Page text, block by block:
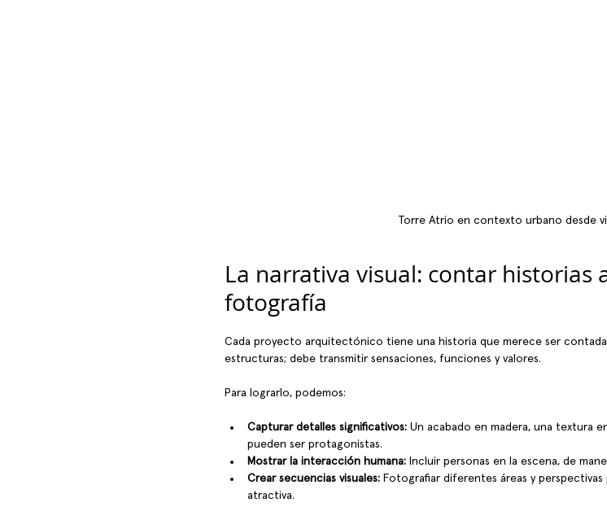
Torre Atrio en contexto urbano desde
La narrativa visual: contar historias
fotografía
Cada proyecto arquitectónico tiene una historia que merece ser
estructuras; debe transmitir sensaciones, funciones y valores.
Para lograrlo, podemos:
Capturar detalles significativos: Un acabado en madera, una textura
pueden ser protagonistas.
Mostrar la interacción humana: Incluir personas en la escena, de
Crear secuencias visuales: Fotografiar diferentes áreas y
atractiva.